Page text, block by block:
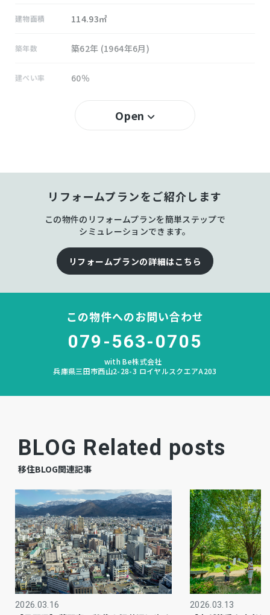
建物面積 114.93㎡
築年数 築62年 (1964年6月)
建ぺい率 60％
藍
中学校区 藍
－
空
相談
有
－
都市計画 調整区域
用途地域 定無
設備・条件
側溝、システムキッチン、シャンプードレッサ
ー、洗浄便座、1BOX駐車可、駐車場２台分、
田園風景、庭
Open
リフォームプランをご紹介します
この物件のリフォームプランを簡単ステップで
シミュレーションできます。
リフォームプランの詳細はこちら
この物件へのお問い合わせ
079-563-0705
with Be株式会社
兵庫県三田市西山2-28-3 ロイヤルスクエアA203
BLOG Related posts
移住BLOG関連記事
2026.03.16 2026.03.13